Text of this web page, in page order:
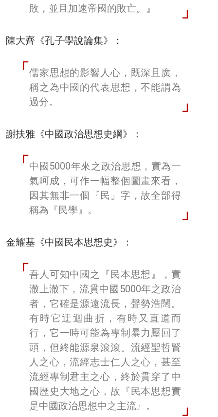
敗，並且加速帝國的敗亡。』
陳大齊《孔子學說論集》：
儒家思想的影響人心，既深且廣，
稱之為中國的代表思想，不能謂為
過分。
謝扶雅《中國政治思想史綱》：
中國5000年來之政治思想，實為一
氣呵成，可作一幅整個圖畫來看，
因其無非一個『民』字，故全部得
稱為『民學』。
金耀基《中國民本思想史》：
吾人可知中國之『民本思想』，實
澈上澈下，流貫中國5000年之政治
者，它確是源遠流長，聲勢浩闊。
有時它迂迴曲折，有時又直道而
行，它一時可能為專制暴力壓回了
頭，但終能源泉滾滾。流經聖哲賢
人之心，流經志士仁人之心，甚至
流經專制君主之心，終於貫穿了中
國歷史大地之心，故『民本思想實
是中國政治思想中之主流』。